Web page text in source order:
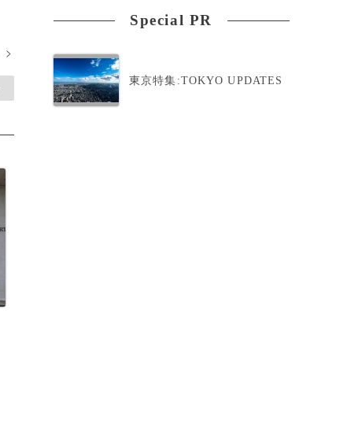
>
Special PR
東京特集:TOKYO UPDATES